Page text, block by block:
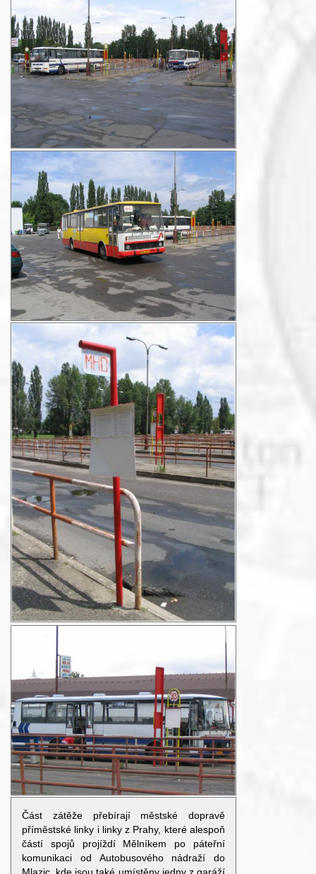
Část zátěže přebírají městské dopravě
příměstské linky i linky z Prahy, které alespoň
částí spojů projíždí Mělníkem po páteřní
komunikaci od Autobusového nádraží do